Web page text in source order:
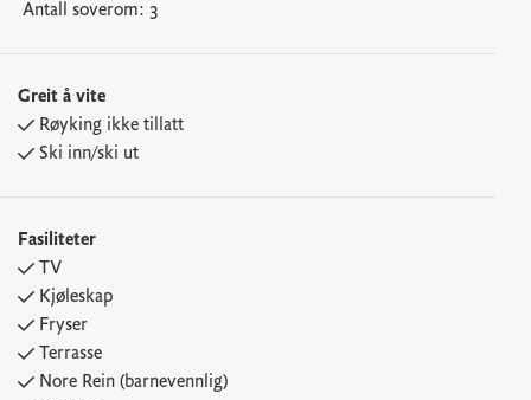
Antall soverom: 3
Greit å vite
Røyking ikke tillatt
Ski inn/ski ut
Fasiliteter
TV
Kjøleskap
Fryser
Terrasse
Nore Rein (barnevennlig)